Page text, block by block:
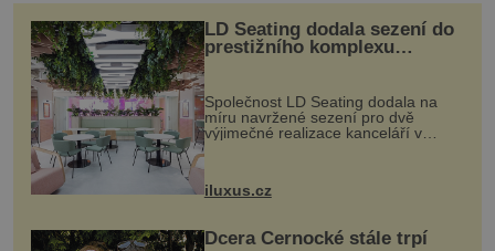
LD Seating dodala sezení do
prestižního komplexu
MediaCityUK v Salfordu
Společnost LD Seating dodala na
míru navržené sezení pro dvě
výjimečné realizace kanceláří v
areálu MediaCityUK v anglickém
budov Media...
iluxus.cz
Dcera Černocké stále trpí